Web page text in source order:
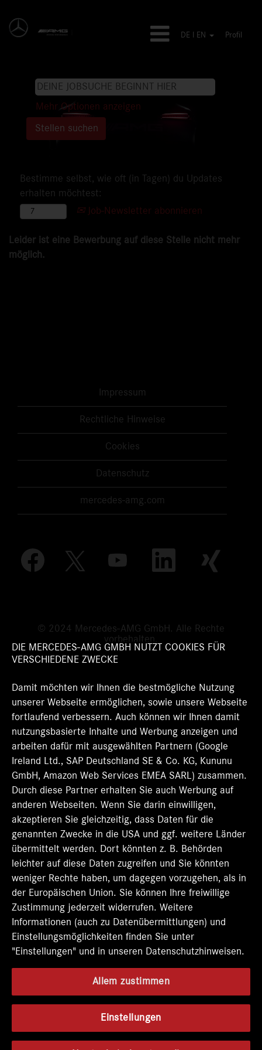
DE I EN Profil
Mehr Optionen anzeigen
Bestimme selbst, wie oft (in Tagen) du Updates
erhalten möchtest:
Job-Newsletter abonnieren
Leider ist eine Bewerbung auf diese Stelle nicht mehr
möglich.
Impressum
Rechtliche Hinweise
Cookies
Datenschutz
mercedes-amg.com
W
n
e
e
u
e
n
R
e
g
i
s
e
r
k
a
r
t
g
e
ö
f
f
n
e
t
.
W
e
n
e
n
e
u
e
R
e
g
s
t
r
k
a
r
t
e
g
e
ö
f
f
n
e
.
e
i
n
e
e
u
e
n
R
g
i
s
e
r
a
r
t
g
e
ö
f
f
n
e
t
.
W
r
e
i
n
e
u
e
n
R
g
i
s
e
r
a
r
t
g
e
ö
f
f
n
t
.
e
i
n
e
u
e
n
R
e
g
i
s
e
r
a
r
t
g
e
ö
f
n
.
© 2024 Mercedes-AMG GmbH. Alle Rechte
vorbehalten.
DIE MERCEDES-AMG GMBH NUTZT COOKIES FÜR
VERSCHIEDENE ZWECKE
Damit möchten wir Ihnen die bestmögliche Nutzung
unserer Webseite ermöglichen, sowie unsere Webseite
fortlaufend verbessern. Auch können wir Ihnen damit
nutzungsbasierte Inhalte und Werbung anzeigen und
arbeiten dafür mit ausgewählten Partnern (Google
Ireland Ltd., SAP Deutschland SE & Co. KG, Kununu
GmbH, Amazon Web Services EMEA SARL) zusammen.
Durch diese Partner erhalten Sie auch Werbung auf
anderen Webseiten. Wenn Sie darin einwilligen,
akzeptieren Sie gleichzeitig, dass Daten für die
genannten Zwecke in die USA und ggf. weitere Länder
übermittelt werden. Dort könnten z. B. Behörden
leichter auf diese Daten zugreifen und Sie könnten
weniger Rechte haben, um dagegen vorzugehen, als in
der Europäischen Union. Sie können Ihre freiwillige
Zustimmung jederzeit widerrufen. Weitere
Informationen (auch zu Datenübermittlungen) und
Einstellungsmöglichkeiten finden Sie unter
"Einstellungen" und in unseren Datenschutzhinweisen.
Allem zustimmen
Einstellungen